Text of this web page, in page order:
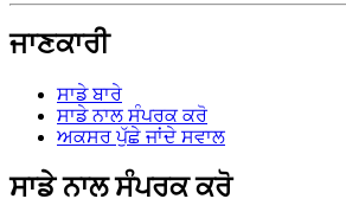
ਜਾਣਕਾਰੀ
ਸਾਡੇ ਬਾਰੇ
ਸਾਡੇ ਨਾਲ ਸੰਪਰਕ ਕਰੋ
ਅਕਸਰ ਪੁੱਛੇ ਜਾਂਦੇ ਸਵਾਲ
ਸਾਡੇ ਨਾਲ ਸੰਪਰਕ ਕਰੋ